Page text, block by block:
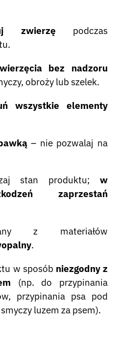
zwierzę podczas
bez nadzoru
obroży lub szelek.
wszystkie elementy
– nie pozwalaj na
stan produktu; w
zaprzestań
z materiałów
.
w sposób niezgodny z
(np. do przypinania
przypinania psa pod
luzem za psem).